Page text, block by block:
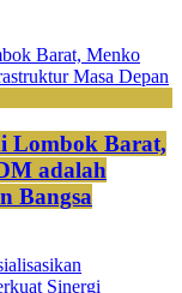
Lombok Barat,
adalah
Bangsa